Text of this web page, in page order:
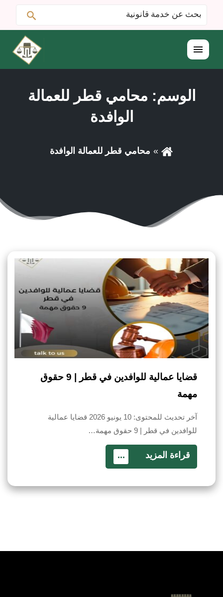
البحث
عن:
القائمة
الوسم: محامي قطر للعمالة
الوافدة
محامي قطر للعمالة الوافدة
قضايا عمالية للوافدين في قطر | 9 حقوق
مهمة
آخر تحديث للمحتوى: 10 يونيو 2026 قضايا عمالية
للوافدين في قطر | 9 حقوق مهمة…
قراءة المزيد ...